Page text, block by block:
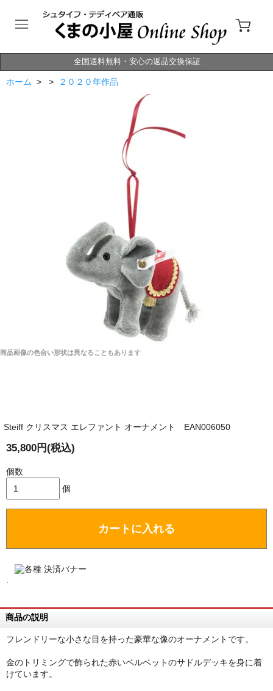
全国送料無料・安心の返品交換保証
ホーム > > ２０２０年作品
商品画像の色合い形状は異なることもあります
Steiff クリスマス エレファント オーナメント EAN006050
35,800円(税込)
個数
個
カートに入れる
商品の説明
フレンドリーな小さな目を持った豪華な像のオーナメントです。
金のトリミングで飾られた赤いベルベットのサドルデッキを身に着
けています。